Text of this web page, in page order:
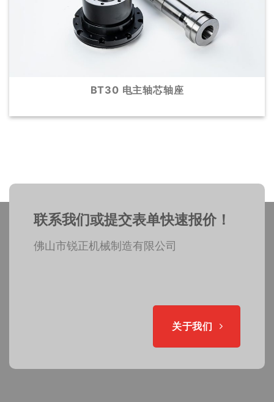
BT30 电主轴芯轴座
联系我们或提交表单快速报价！
佛山市锐正机械制造有限公司
关于我们